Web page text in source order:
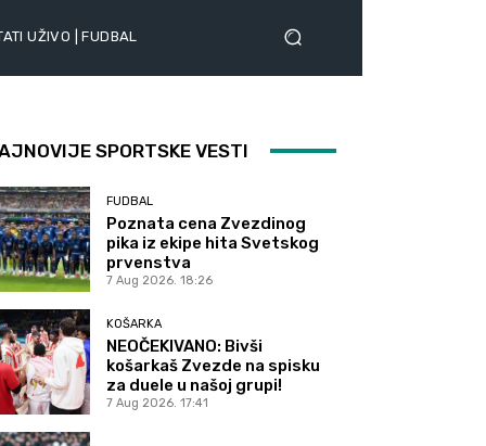
UŽIVO | FUDBAL
SPORTSKE VESTI
FUDBAL
Poznata cena Zvezdinog
pika iz ekipe hita Svetskog
prvenstva
7 Aug 2026. 18:26
KOŠARKA
NEOČEKIVANO: Bivši
košarkaš Zvezde na spisku
za duele u našoj grupi!
7 Aug 2026. 17:41